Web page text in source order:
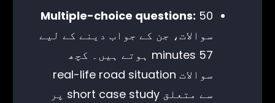
Multiple-choice questions: 50
سوالات، جن کے جواب دینے کے لیے
57 minutes ہوتے ہیں۔ کچھ
سوالات real-life road situation
سے متعلق short case study پر